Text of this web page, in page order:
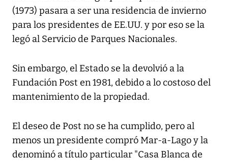
(1973) pasara a ser una residencia de invierno
para los presidentes de EE.UU. y por eso se la
legó al Servicio de Parques Nacionales.
Sin embargo, el Estado se la devolvió a la
Fundación Post en 1981, debido a lo costoso del
mantenimiento de la propiedad.
El deseo de Post no se ha cumplido, pero al
menos un presidente compró Mar-a-Lago y la
denominó a título particular "Casa Blanca de